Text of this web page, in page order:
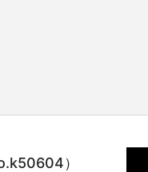
）